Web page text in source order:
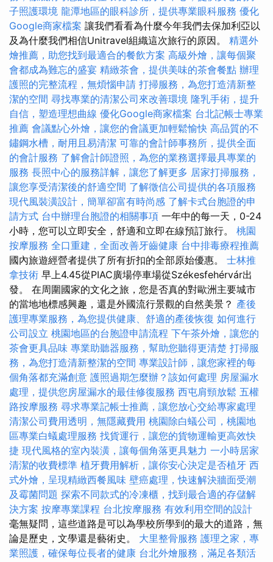
子照護環境 龍潭地區的眼科診所，提供專業眼科服務 優化
Google商家檔案 讓我們看看為什麼今年我們去保加利亞以
及為什麼我們相信Unitravel組織這次旅行的原因。 精選外
燴推薦，助您找到最適合的餐飲方案 高級外燴，讓每個聚
會都成為難忘的盛宴 精緻茶會，提供美味的茶會餐點 辦理
護照的完整流程，無煩惱申請 打掃服務，為您打造清新整
潔的空間 尋找專業的清潔公司來改善環境 隆乳手術，提升
自信，塑造理想曲線 優化Google商家檔案 台北記帳士專業
推薦 會議點心外燴，讓您的會議更加輕鬆愉快 高品質的不
鏽鋼水槽，耐用且易清潔 可靠的會計師事務所，提供全面
的會計服務 了解會計師證照，為您的業務選擇最具專業的
服務 長照中心的服務詳解，讓您了解更多 居家打掃服務，
讓您享受清潔後的舒適空間 了解徵信公司提供的各項服務
現代風裝潢設計，簡單卻富有時尚感 了解卡式台胞證的申
請方式 台中辦理台胞證的相關事項 一年中的每一天，0-24
小時，您可以立即安全，舒適和立即在線預訂旅行。 桃園
按摩服務 全口重建，全面改善牙齒健康 台中排毒療程推薦
國內旅遊經營者提供了所有折扣的全部原始優惠。 士林推
拿技術 早上4.45從PIAC廣場停車場從Székesfehérvár出
發。 在周圍國家的文化之旅，您是否真的對歐洲主要城市
的當地地標感興趣，還是外國流行景觀的自然美景？ 產後
護理專業服務，為您提供健康、舒適的產後恢復 如何進行
公司設立 桃園地區的台胞證申請流程 下午茶外燴，讓您的
茶會更具品味 專業助聽器服務，幫助您聽得更清楚 打掃服
務，為您打造清新整潔的空間 專業設計師，讓您家裡的每
個角落都充滿創意 護照過期怎麼辦？該如何處理 房屋漏水
處理，提供您房屋漏水的最佳修復服務 西屯肩頸放鬆 五權
路按摩服務 尋求專業記帳士推薦，讓您放心交給專家處理
清潔公司費用透明，無隱藏費用 桃園除白蟻公司，桃園地
區專業白蟻處理服務 找貨運行，讓您的貨物運輸更高效快
捷 現代風格的室內裝潢，讓每個角落更具魅力 一小時居家
清潔的收費標準 植牙費用解析，讓你安心決定是否植牙 西
式外燴，呈現精緻西餐風味 壁癌處理，快速解決牆面受潮
及霉菌問題 探索不同款式的冷凍櫃，找到最合適的存儲解
決方案 按摩專業課程 台北按摩服務 有效利用空間的設計
毫無疑問，這些道路是可以為學校所學到的最大的道路，無
論是歷史，文學還是藝術史。 大里整骨服務 護理之家，專
業照護，確保每位長者的健康 台北外燴服務，滿足各類活